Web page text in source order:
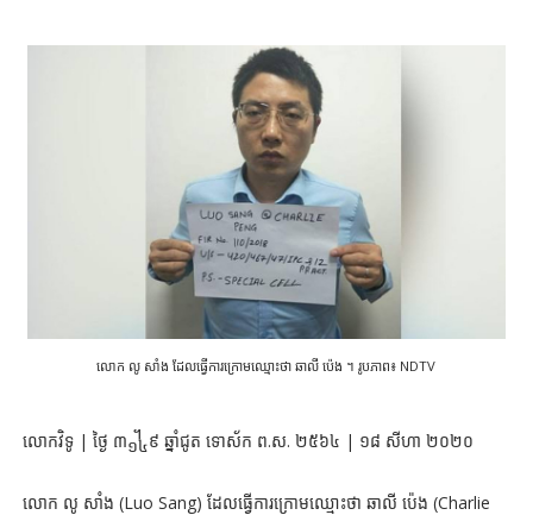
លោក លូ សាំង ដែលធ្វើការក្រោមឈ្មោះថា ឆាលី ប៉េង ។ រូបភាព៖ NDTV
លោកវិទូ | ថ្ងៃ ៣᧾៩ ឆ្នាំជូត ទោស័ក ព.ស. ២៥៦៤ | ១៨ សីហា ២០២០
លោក លូ សាំង (Luo Sang) ដែលធ្វើការក្រោមឈ្មោះថា ឆាលី ប៉េង (Charlie